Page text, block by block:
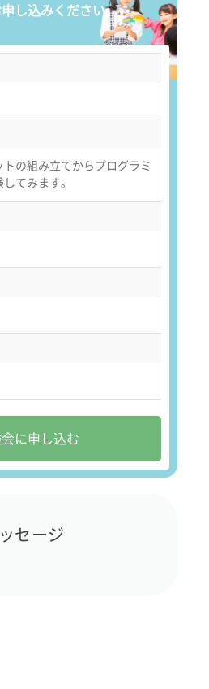
し込みください。
の組み立てからプログラミ
てみます。
に申し込む
セージ